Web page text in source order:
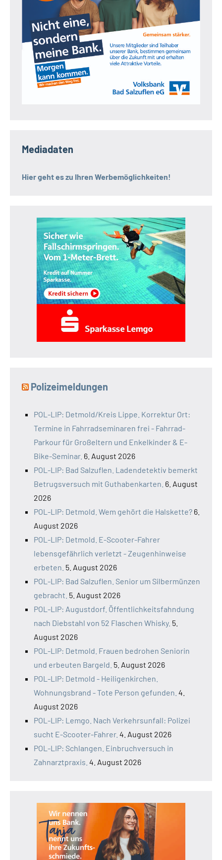
Mediadaten
Hier geht es zu Ihren Werbemöglichkeiten!
Polizeimeldungen
POL-LIP: Detmold/Kreis Lippe. Korrektur Ort:
Termine in Fahrradseminaren frei - Fahrrad-
Parkour für Großeltern und Enkelkinder & E-
Bike-Seminar. 6. August 2026
POL-LIP: Bad Salzuflen. Ladendetektiv bemerkt
Betrugsversuch mit Guthabenkarten. 6. August
2026
POL-LIP: Detmold. Wem gehört die Halskette? 6.
August 2026
POL-LIP: Detmold. E-Scooter-Fahrer
lebensgefährlich verletzt - Zeugenhinweise
erbeten. 5. August 2026
POL-LIP: Bad Salzuflen. Senior um Silbermünzen
gebracht. 5. August 2026
POL-LIP: Augustdorf. Öffentlichkeitsfahndung
nach Diebstahl von 52 Flaschen Whisky. 5.
August 2026
POL-LIP: Detmold. Frauen bedrohen Seniorin
und erbeuten Bargeld. 5. August 2026
POL-LIP: Detmold - Heiligenkirchen.
Wohnungsbrand - Tote Person gefunden. 4.
August 2026
POL-LIP: Lemgo. Nach Verkehrsunfall: Polizei
sucht E-Scooter-Fahrer. 4. August 2026
POL-LIP: Schlangen. Einbruchversuch in
Zahnarztpraxis. 4. August 2026